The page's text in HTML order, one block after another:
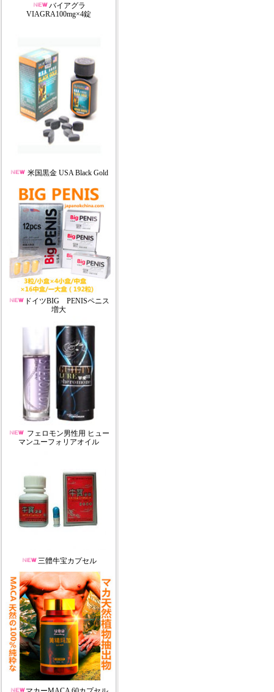
バイアグラ
VIAGRA100mg×4錠
米国黒金 USA Black Gold
ドイツBIG PENISペニス
増大
フェロモン男性用 ヒュー
マンユーフォリアオイル
三體牛宝カプセル